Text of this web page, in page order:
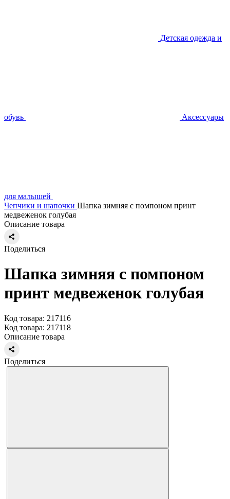
Детская одежда и
обувь Аксессуары
для малышей
Чепчики и шапочки Шапка зимняя с помпоном принт
медвеженок голубая
Описание товара
Поделиться
Шапка зимняя с помпоном
принт медвеженок голубая
Код товара: 217116
Код товара: 217118
Описание товара
Поделиться